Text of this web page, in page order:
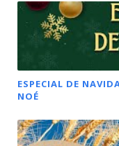
ESPECIAL DE
NOÉ